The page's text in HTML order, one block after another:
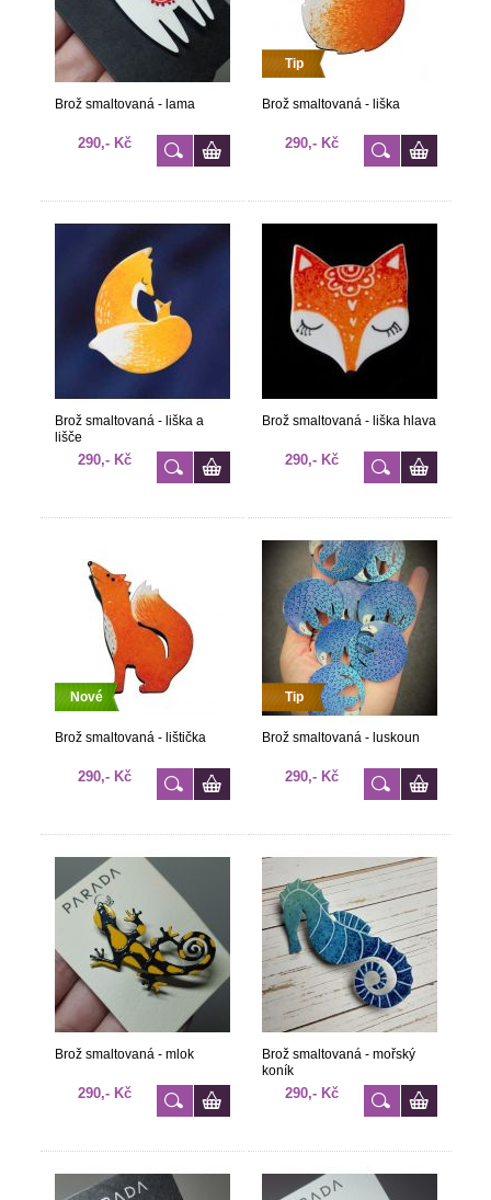
Brož smaltovaná - lama
290,- Kč
Tip
Brož smaltovaná - liška
290,- Kč
Brož smaltovaná - liška a
lišče
290,- Kč
Brož smaltovaná - liška hlava
290,- Kč
Nové
Brož smaltovaná - lištička
290,- Kč
Tip
Brož smaltovaná - luskoun
290,- Kč
Brož smaltovaná - mlok
290,- Kč
Brož smaltovaná - mořský
koník
290,- Kč